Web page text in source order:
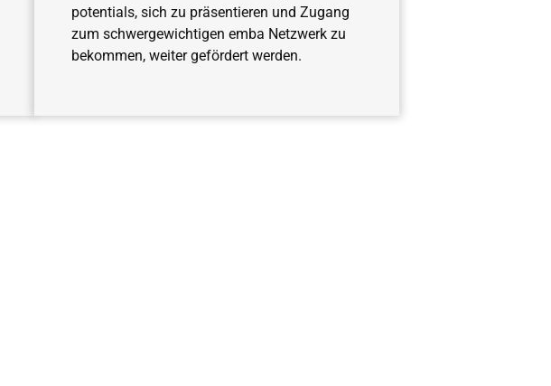
potentials, sich zu präsentieren und Zugang
zum schwergewichtigen emba Netzwerk zu
bekommen, weiter gefördert werden.